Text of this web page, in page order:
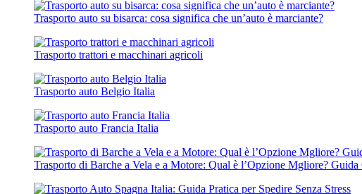
Trasporto auto su bisarca: cosa significa che un’auto è marciante?
Trasporto trattori e macchinari agricoli
Trasporto auto Belgio Italia
Trasporto auto Francia Italia
Trasporto di Barche a Vela e a Motore: Qual è l’Opzione Mgliore? Guida